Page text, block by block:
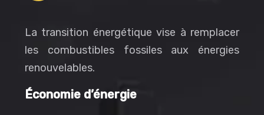
La transition énergétique vise à remplacer
les combustibles fossiles aux énergies
renouvelables.
Économie d’énergie